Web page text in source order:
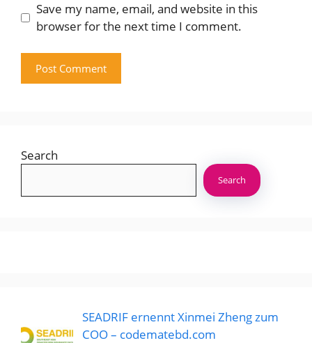
Save my name, email, and website in this
browser for the next time I comment.
Search
Search
SEADRIF ernennt Xinmei Zheng zum
COO – codematebd.com